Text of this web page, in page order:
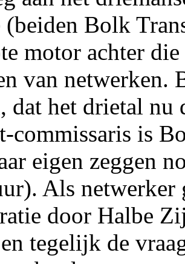
(beiden Bolk
motor achter
van netwerken.
dat het drietal nu
commissaris is
eigen zeggen
Als
door Halbe
tegelijk de